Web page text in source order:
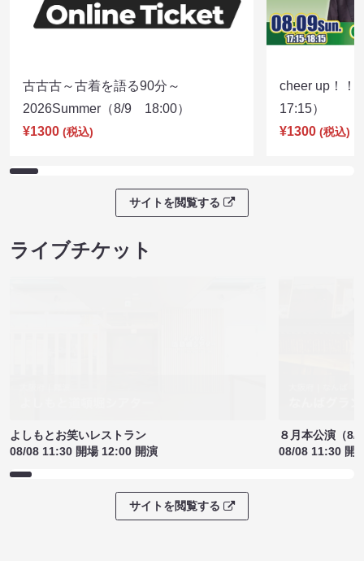
古古古～古着を語る90分～
2026Summer（8/9 18:00）
¥1300 (税込)
cheer up！
17:15）
¥1300 (税込)
サイトを閲覧する
ライブチケット
よしもとお笑いレストラン
08/08 11:30 開場 12:00 開演
８月本公演（8/
08/08 11:30 開
サイトを閲覧する